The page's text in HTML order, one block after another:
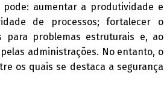
aumentar a produtividade e
de processos; fortalecer o
para problemas estruturais e, ao
administrações. No entanto, o
os quais se destaca a segurança